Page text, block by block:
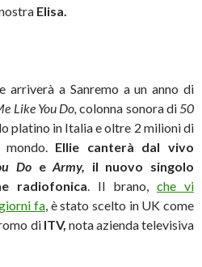
Elisa.
arriverà a Sanremo a un anno di
Like You Do,colonna sonora di 50
platino in Italia e oltre 2 milioni di
Ellie canterà dal vivo
Do eArmy, il nuovo singolo
radiofonica . Il brano, che vi
fa, è stato scelto in UK come
di ITV, nota azienda televisiva